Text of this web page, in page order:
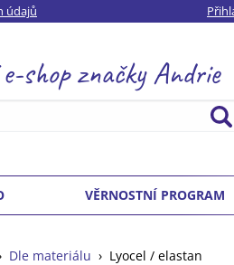
údajů
shopznačkyAndrie
VĚRNOSTNÍ PROGRAM
Dle materiálu › Lyocel / elastan